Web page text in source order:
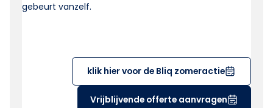
gebeurt vanzelf.
klik hier voor de Bliq zomeractie
Vrijblijvende offerte aanvragen